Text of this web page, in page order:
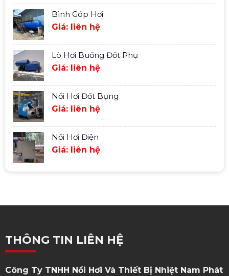
Bình Góp Hơi
Giá: liên hệ
Lò Hơi Buồng Đốt Phụ
Giá: liên hệ
Nồi Hơi Đốt Bụng
Giá: liên hệ
Nồi Hơi Điện
Giá: liên hệ
THÔNG TIN LIÊN HỆ
Công Ty TNHH Nồi Hơi Và Thiết Bị Nhiệt Nam Phát